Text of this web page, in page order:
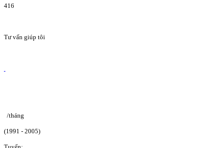
416
Tư vấn giúp tôi
/tháng
(1991 - 2005)